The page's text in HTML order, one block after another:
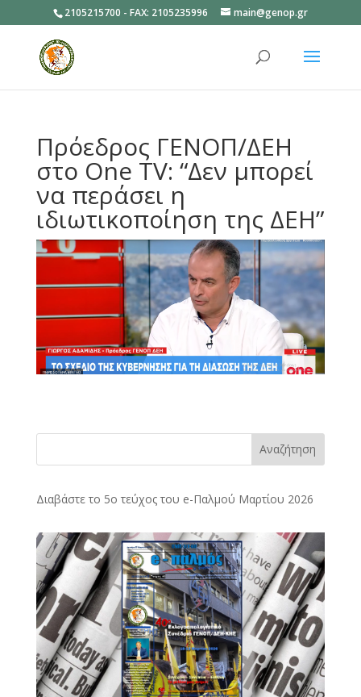
2105215700 - FAX: 2105235996 main@genop.gr
Πρόεδρος ΓΕΝΟΠ/ΔΕΗ
στο One TV: “Δεν μπορεί
να περάσει η
ιδιωτικοποίηση της ΔΕΗ”
Αναζήτηση
Διαβάστε το 5ο τεύχος του e-Παλμού Μαρτίου 2026